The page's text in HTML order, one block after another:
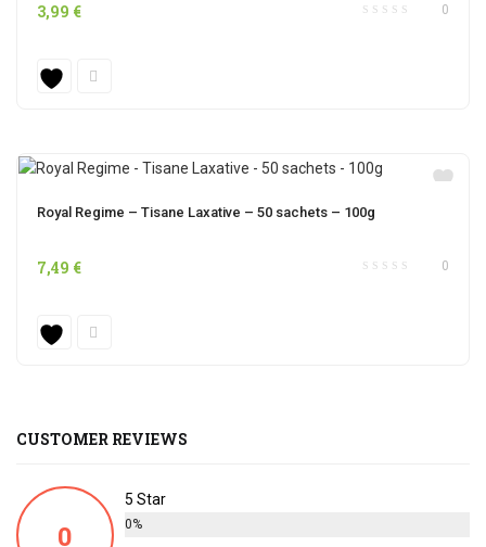
0
3,99 €
Royal Regime – Tisane Laxative – 50 sachets – 100g
0
7,49 €
CUSTOMER REVIEWS
0
5 Star
0%